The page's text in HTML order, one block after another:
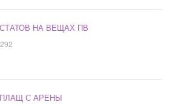
НА ВЕЩАХ ПВ
С АРЕНЫ